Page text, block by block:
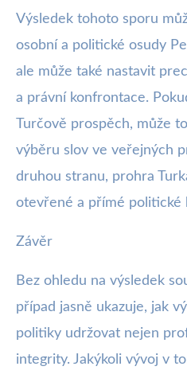
Výsledek tohoto sporu
osobní a politické osudy
ale může také nastavit
a právní konfrontace.
Turčově prospěch, může
výběru slov ve veřejných
druhou stranu, prohra
otevřené a přímé politické
Závěr
Bez ohledu na výsledek
případ jasně ukazuje, jak
politiky udržovat nejen
integrity. Jakýkoli vývoj v